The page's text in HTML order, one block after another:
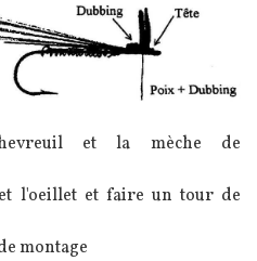
et la mèche de
l'oeillet et faire un tour de
montage